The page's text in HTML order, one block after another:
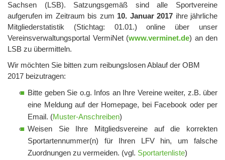
Sachsen (LSB). Satzungsgemäß sind alle Sportvereine
aufgerufen im Zeitraum bis zum 10. Januar 2017 ihre jährliche
Mitgliederstatistik (Stichtag: 01.01.) online über unser
Vereinsverwaltungsportal VermiNet (www.verminet.de) an den
LSB zu übermitteln.
Wir möchten Sie bitten zum reibungslosen Ablauf der OBM
2017 beizutragen:
Bitte geben Sie o.g. Infos an Ihre Vereine weiter, z.B. über
eine Meldung auf der Homepage, bei Facebook oder per
Email. (Muster-Anschreiben)
Weisen Sie Ihre Mitgliedsvereine auf die korrekten
Sportartennummer(n) für Ihren LFV hin, um falsche
Zuordnungen zu vermeiden. (vgl. Sportartenliste)